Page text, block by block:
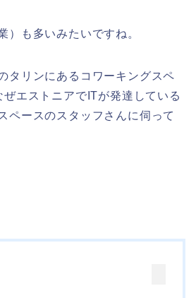
）も多いみたいですね。
タリンにあるコワーキングスペ
エストニアでITが発達している
ペースのスタッフさんに伺って